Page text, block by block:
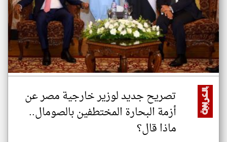
تصريح جديد لوزير خارجية مصر عن
أزمة البحارة المختطفين بالصومال..
ماذا قال؟